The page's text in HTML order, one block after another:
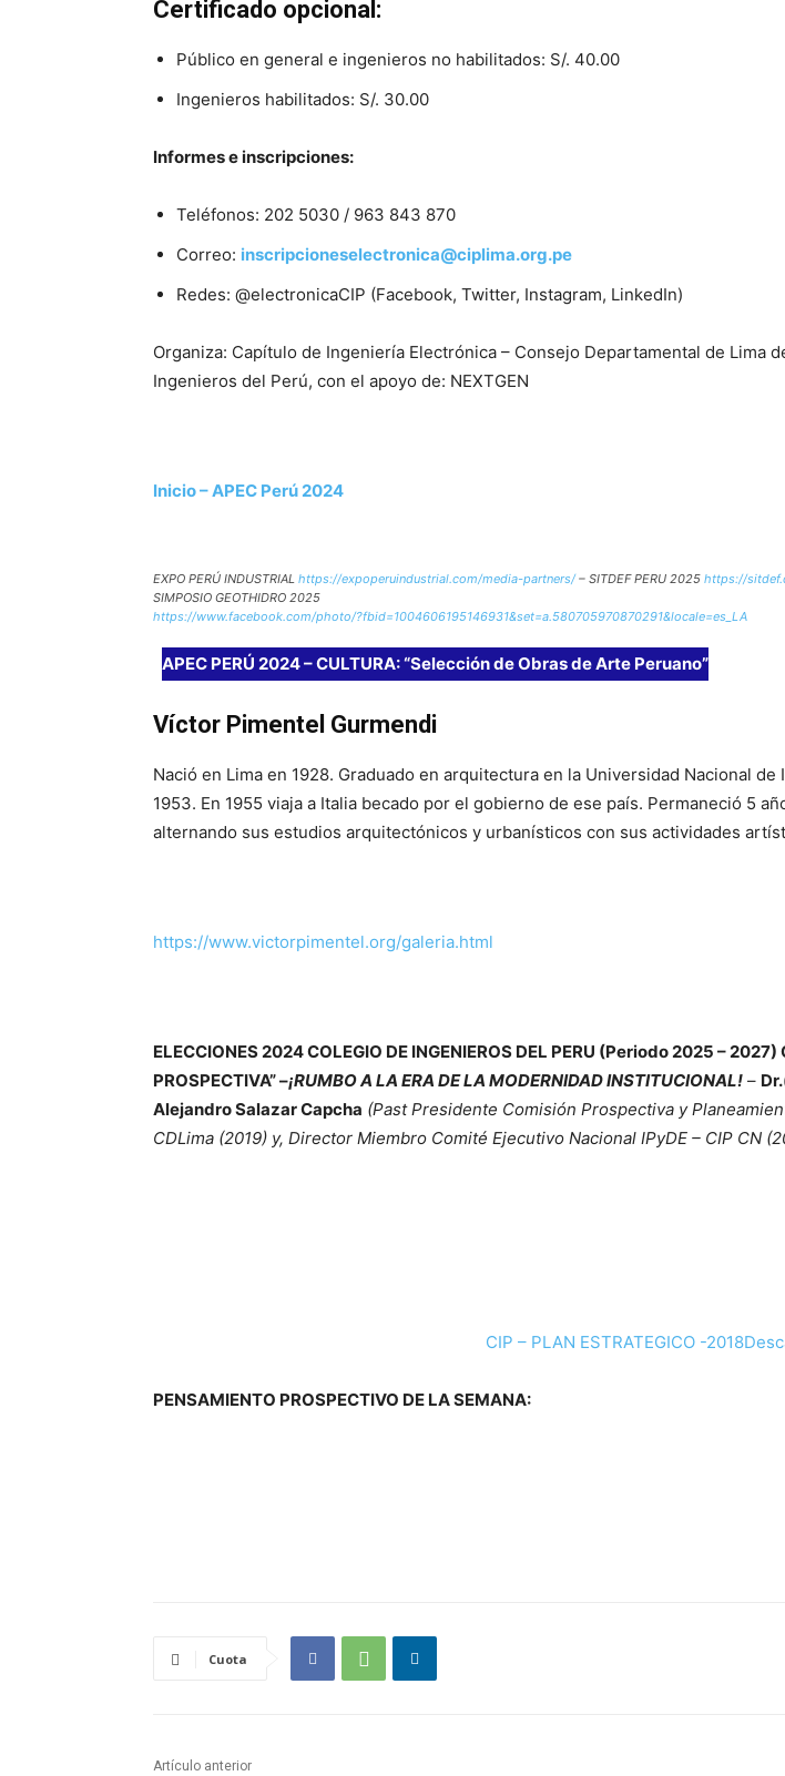
Certificado opcional:
Público en general e ingenieros no habilitados: S/. 40.00
Ingenieros habilitados: S/. 30.00
Informes e inscripciones:
Teléfonos: 202 5030 / 963 843 870
Correo: inscripcioneselectronica@ciplima.org.pe
Redes: @electronicaCIP (Facebook, Twitter, Instagram, LinkedIn)
Organiza: Capítulo de Ingeniería Electrónica – Consejo Departamental de Lima
Ingenieros del Perú, con el apoyo de: NEXTGEN
Inicio – APEC Perú 2024
EXPO PERÚ INDUSTRIAL https://expoperuindustrial.com/media-partners/– SITDEF PERU 2025 https://
SIMPOSIO GEOTHIDRO 2025
https://www.facebook.com/photo/?fbid=1004606195146931&set=a.580705970870291&locale=es_LA
APEC PERÚ 2024 – CULTURA: “Selección de Obras de Arte Peruano”
Víctor Pimentel Gurmendi
Nació en Lima en 1928. Graduado en arquitectura en la Universidad Nacional de
1953. En 1955 viaja a Italia becado por el gobierno de ese país. Permaneció 5
alternando sus estudios arquitectónicos y urbanísticos con sus actividades
https://www.victorpimentel.org/galeria.html
ELECCIONES 2024 COLEGIO DE INGENIEROS DEL PERU (Periodo 2025 – 2027)
PROSPECTIVA” –¡RUMBO A LA ERA DE LA MODERNIDAD INSTITUCIONAL! –
Alejandro Salazar Capcha (Past Presidente Comisión Prospectiva y
CDLima (2019) y, Director Miembro Comité Ejecutivo Nacional IPyDE – CIP CN
CIP – PLAN ESTRATEGICO -2018
PENSAMIENTO PROSPECTIVO DE LA SEMANA:
Cuota
Artículo anterior